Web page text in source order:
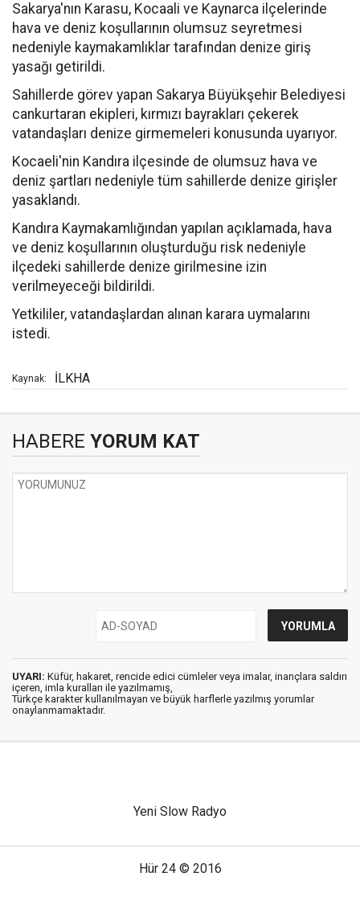
Sakarya'nın Karasu, Kocaali ve Kaynarca ilçelerinde
hava ve deniz koşullarının olumsuz seyretmesi
nedeniyle kaymakamlıklar tarafından denize giriş
yasağı getirildi.
Sahillerde görev yapan Sakarya Büyükşehir Belediyesi
cankurtaran ekipleri, kırmızı bayrakları çekerek
vatandaşları denize girmemeleri konusunda uyarıyor.
Kocaeli'nin Kandıra ilçesinde de olumsuz hava ve
deniz şartları nedeniyle tüm sahillerde denize girişler
yasaklandı.
Kandıra Kaymakamlığından yapılan açıklamada, hava
ve deniz koşullarının oluşturduğu risk nedeniyle
ilçedeki sahillerde denize girilmesine izin
verilmeyeceği bildirildi.
Yetkililer, vatandaşlardan alınan karara uymalarını
istedi.
Kaynak: İLKHA
HABERE YORUM KAT
UYARI: Küfür, hakaret, rencide edici cümleler veya imalar, inançlara saldırı
içeren, imla kuralları ile yazılmamış,
Türkçe karakter kullanılmayan ve büyük harflerle yazılmış yorumlar
onaylanmamaktadır.
Yeni Slow Radyo
Hür 24 © 2016